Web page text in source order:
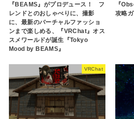
『BEAMS』がプロデュース！ フ
レンドとのおしゃべりに、撮影
に、最新のバーチャルファッショ
ンまで楽しめる、『VRChat』オス
スメワールドが誕生『Tokyo
Mood by BEAMS』
『
攻略
VRChat